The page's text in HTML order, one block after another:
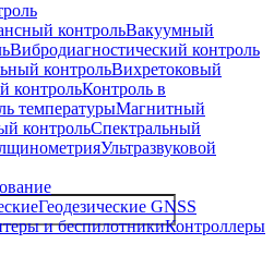
контрольВакуумный
Вибродиагностический контроль
контрольВихретоковый
контрольКонтроль в
температурыМагнитный
контрольСпектральный
Ультразвуковой
Геодезические GNSS
и беспилотникиКонтроллеры